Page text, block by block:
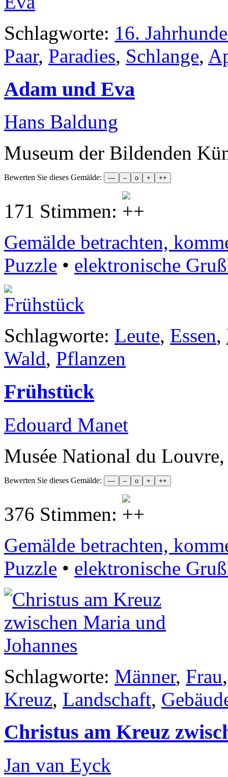
Schlagworte: 16.
Paar, Paradies, Schlange,
Adam und Eva
Hans Baldung
Museum der Bildenden
Bewerten Sie dieses Gemälde:
171 Stimmen:
Gemälde betrachten,
Puzzle • elektronische
Schlagworte: Leute, Essen,
Wald, Pflanzen
Frühstück
Edouard Manet
Musée National du Louvre,
Bewerten Sie dieses Gemälde:
376 Stimmen:
Gemälde betrachten,
Puzzle • elektronische
Schlagworte: Männer, Frau
Kreuz, Landschaft,
Christus am Kreuz
Jan van Eyck